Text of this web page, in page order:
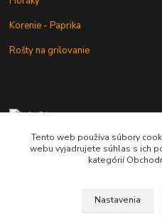
Korenie - Paprika
Rošty na grilovanie
+421 902 212
od 8:00 - do 16:00 hod
Tento web používa súbory
webu vyjadrujete súhlas s ich
kategórií
Nastavenia